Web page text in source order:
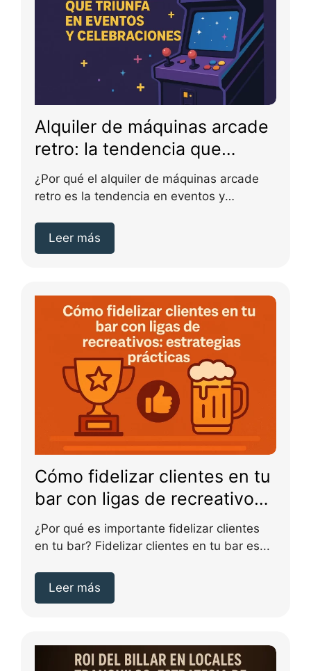
Alquiler de máquinas arcade
retro: la tendencia que
triunfa en eventos y
celebraciones
¿Por qué el alquiler de máquinas arcade
retro es la tendencia en eventos y
Leer más
Cómo fidelizar clientes en tu
bar con ligas de recreativos:
estrategias prácticas
¿Por qué es importante fidelizar clientes
en tu bar? Fidelizar clientes en tu bar es...
Leer más